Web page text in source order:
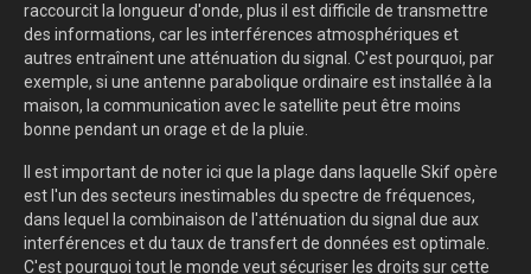
raccourcit la longueur d'onde, plus il est difficile de transmettre
des informations, car les interférences atmosphériques et
autres entraînent une atténuation du signal. C'est pourquoi, par
exemple, si une antenne parabolique ordinaire est installée à la
maison, la communication avec le satellite peut être moins
bonne pendant un orage et de la pluie.
Il est important de noter ici que la plage dans laquelle Skif opère
est l'un des secteurs inestimables du spectre de fréquences,
dans lequel la combinaison de l'atténuation du signal due aux
interférences et du taux de transfert de données est optimale.
C'est pourquoi tout le monde veut sécuriser les droits sur cette